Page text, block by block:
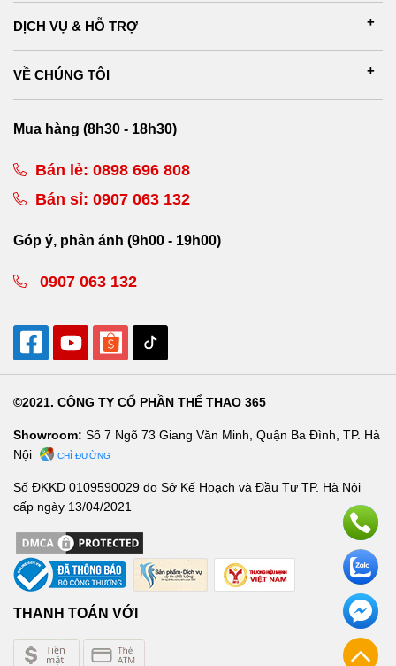
DỊCH VỤ & HỖ TRỢ
VỀ CHÚNG TÔI
Mua hàng (8h30 - 18h30)
Bán lẻ: 0898 696 808
Bán sỉ: 0907 063 132
Góp ý, phản ánh (9h00 - 19h00)
0907 063 132
©2021. CÔNG TY CỔ PHẦN THỂ THAO 365
Showroom: Số 7 Ngõ 73 Giang Văn Minh, Quận Ba Đình, TP. Hà
Nội
CHỈ ĐƯỜNG
Số ĐKKD 0109590029 do Sở Kế Hoạch và Đầu Tư TP. Hà Nội
cấp ngày 13/04/2021
THANH TOÁN VỚI